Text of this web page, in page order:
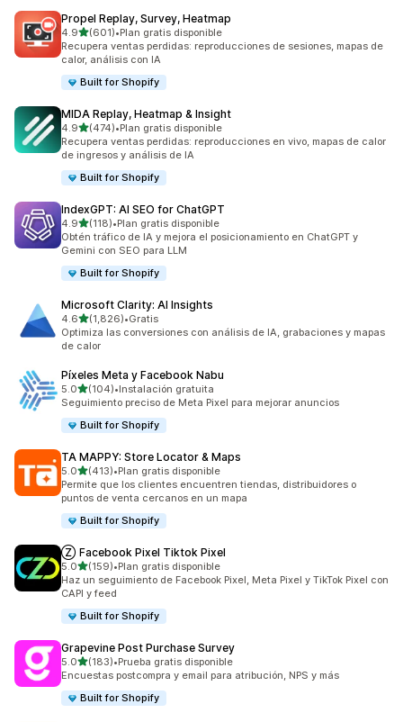
Propel Replay, Survey, Heatmap
4.9de 5 estrellas
(601)
601 reseñas en total
•Plan gratis disponible
Recupera ventas perdidas: reproducciones de sesiones, mapas de
calor, análisis con IA
Built for Shopify
MIDA Replay, Heatmap & Insight
4.9de 5 estrellas
(474)
474 reseñas en total
•Plan gratis disponible
Recupera ventas perdidas: reproducciones en vivo, mapas de calor
de ingresos y análisis de IA
Built for Shopify
IndexGPT: AI SEO for ChatGPT
4.9de 5 estrellas
(118)
118 reseñas en total
•Plan gratis disponible
Obtén tráfico de IA y mejora el posicionamiento en ChatGPT y
Gemini con SEO para LLM
Built for Shopify
Microsoft Clarity: AI Insights
4.6de 5 estrellas
(1,826)
1826 reseñas en total
•Gratis
Optimiza las conversiones con análisis de IA, grabaciones y mapas
de calor
Píxeles Meta y Facebook Nabu
5.0de 5 estrellas
(104)
104 reseñas en total
•Instalación gratuita
Seguimiento preciso de Meta Pixel para mejorar anuncios
Built for Shopify
TA MAPPY: Store Locator & Maps
5.0de 5 estrellas
(413)
413 reseñas en total
•Plan gratis disponible
Permite que los clientes encuentren tiendas, distribuidores o
puntos de venta cercanos en un mapa
Built for Shopify
Ⓩ Facebook Pixel Tiktok Pixel
5.0de 5 estrellas
(159)
159 reseñas en total
•Plan gratis disponible
Haz un seguimiento de Facebook Pixel, Meta Pixel y TikTok Pixel con
CAPI y feed
Built for Shopify
Grapevine Post Purchase Survey
5.0de 5 estrellas
(183)
183 reseñas en total
•Prueba gratis disponible
Encuestas postcompra y email para atribución, NPS y más
Built for Shopify